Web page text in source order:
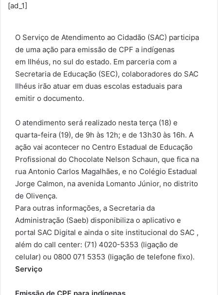
[ad_1]
O Serviço de Atendimento ao Cidadão (SAC) participa
de uma ação para emissão de CPF a indígenas
em Ilhéus, no sul do estado. Em parceria com a
Secretaria de Educação (SEC), colaboradores do SAC
Ilhéus irão atuar em duas escolas estaduais para
emitir o documento.
O atendimento será realizado nesta terça (18) e
quarta-feira (19), de 9h às 12h; e de 13h30 às 16h. A
ação vai acontecer no Centro Estadual de Educação
Profissional do Chocolate Nelson Schaun, que fica na
rua Antonio Carlos Magalhães, e no Colégio Estadual
Jorge Calmon, na avenida Lomanto Júnior, no distrito
de Olivença.
Para outras informações, a Secretaria da
Administração (Saeb) disponibiliza o aplicativo e
portal SAC Digital e ainda o site institucional do SAC ,
além do call center: (71) 4020-5353 (ligação de
celular) ou 0800 071 5353 (ligação de telefone fixo).
Serviço